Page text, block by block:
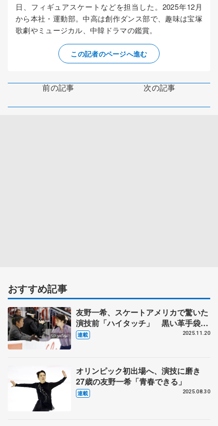
日、フィギュアスケートなどを担当した。2025年12月
から本社・運動部。中高は創作ダンス部で、趣味は宝塚
歌劇やミュージカル、中韓ドラマの鑑賞。
この記者のページへ進む
前の記事 次の記事
おすすめ記事
友野一希、スケートアメリカで驚いた
演技前「ハイタッチ」 黒い革手袋の
右手を差し出した平池大人コーチの思
連載 2025.11.20
オリンピック初出場へ、演技に磨き
27歳の友野一希「青春できる」
連載 2025.08.30